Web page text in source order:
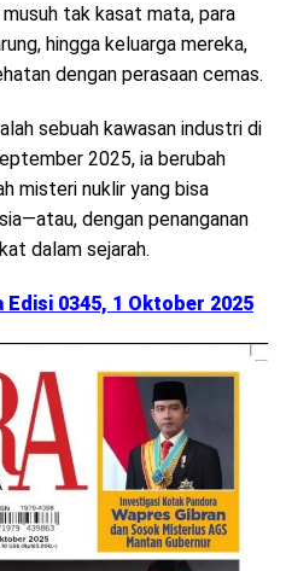
tak kasat mata, para
hingga keluarga mereka,
dengan perasaan cemas.
sebuah kawasan industri di
2025, ia berubah
misteri nuklir yang bisa
dengan penanganan
dalam sejarah.
Edisi 0345, 1 Oktober 2025